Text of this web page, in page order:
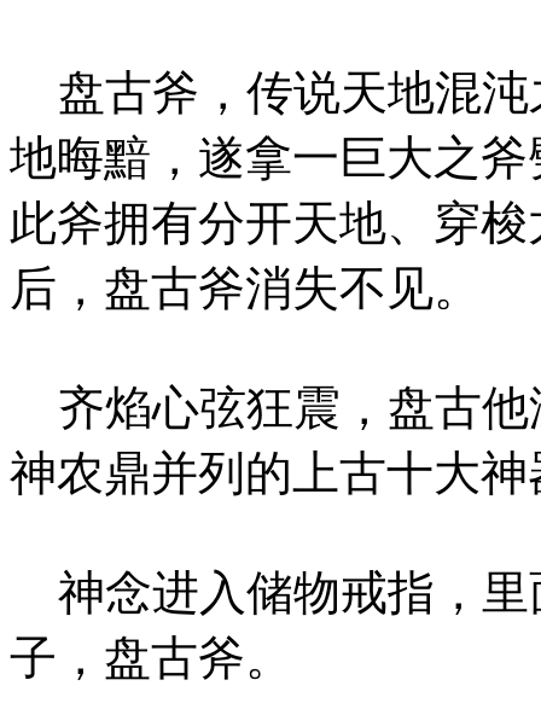
盘古斧，传说天地混沌
地晦黯，遂拿一巨大之
此斧拥有分开天地、穿
后，盘古斧消失不见。
齐焰心弦狂震，盘古他
神农鼎并列的上古十大神
神念进入储物戒指，里
子，盘古斧。